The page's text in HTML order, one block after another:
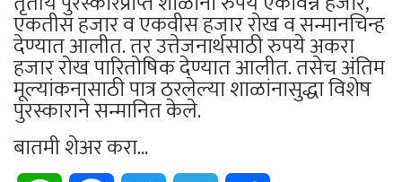
एकतीस हजार व एकवीस हजार रोख व सन्मानचिन्ह
देण्यात आलीत. तर उत्तेजनार्थसाठी रुपये अकरा
हजार रोख पारितोषिक देण्यात आलीत. तसेच अंतिम
मूल्यांकनासाठी पात्र ठरलेल्या शाळांनासुद्धा विशेष
पुरस्काराने सन्मानित केले.
बातमी शेअर करा...